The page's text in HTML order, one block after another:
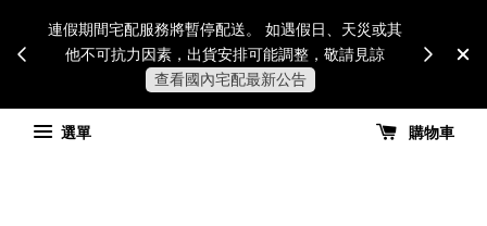
連假期間宅配服務將暫停配送。 如遇假日、天災或其
他不可抗力因素，出貨安排可能調整，敬請見諒
查看國內宅配最新公告
for all
國
選單
購物車